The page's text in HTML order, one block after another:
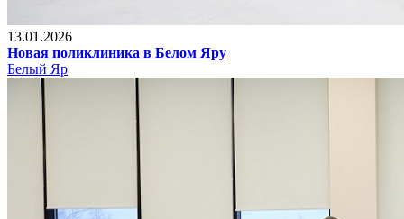
13.01.2026
Новая поликлиника в Белом Яру
Белый Яр